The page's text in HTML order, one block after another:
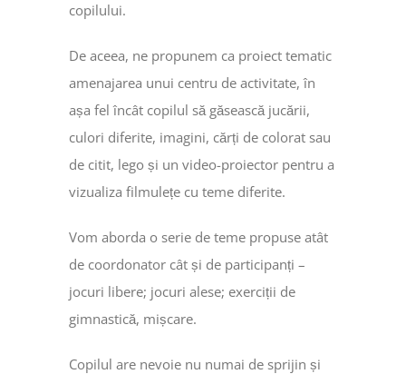
copilului.
De aceea, ne propunem ca proiect tematic
amenajarea unui centru de activitate, în
așa fel încât copilul să găsească jucării,
culori diferite, imagini, cărți de colorat sau
de citit, lego și un video-proiector pentru a
vizualiza filmulețe cu teme diferite.
Vom aborda o serie de teme propuse atât
de coordonator cât și de participanți –
jocuri libere; jocuri alese; exerciții de
gimnastică, mișcare.
Copilul are nevoie nu numai de sprijin și